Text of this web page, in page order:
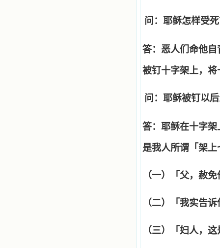
问：耶稣怎样受
答：恶人们命他
被钉十字架上，
问：耶稣被钉以
答：耶稣在十字
是我人所谓「架上
（一）「父，赦
（二）「我实告
（三）「妇人，